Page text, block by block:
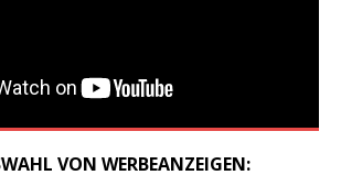
VON WERBEANZEIGEN: